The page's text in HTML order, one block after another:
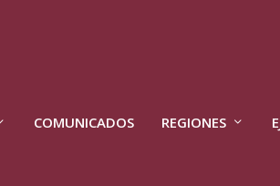
COMUNICADOS REGIONES